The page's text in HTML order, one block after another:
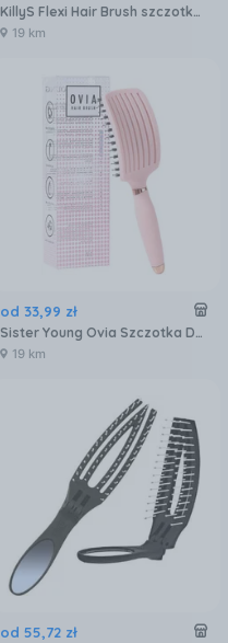
KillyS Flexi Hair Brush szczotka do włosów Różowa
19 km
od 33,99 zł
Sister Young Ovia Szczotka Do Włosów Naturalne Włosie Różowa
19 km
od 55,72 zł